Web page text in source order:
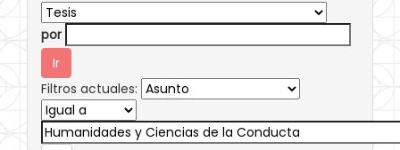
por
Filtros actuales: